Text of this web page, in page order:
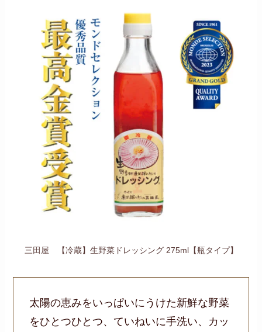
三田屋 【冷蔵】生野菜ドレッシング 275ml【瓶タイプ】
太陽の恵みをいっぱいにうけた新鮮な野菜
をひとつひとつ、ていねいに手洗い、カッ